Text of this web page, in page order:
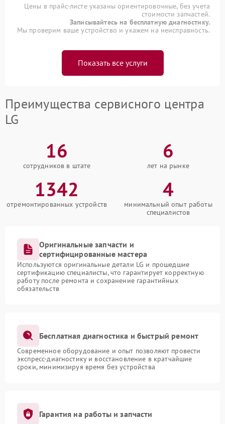
Цены в прайс-листе указаны ориентировочные, без учета
стоимости запчастей.
Записывайтесь на бесплатную диагностику.
Мы проверим ваше устройство и укажем на неисправность.
Показать все услуги
Преимущества сервисного центра
LG
16
сотрудников в штате
6
лет на рынке
1342
отремонтированных устройств
4
минимальный опыт работы
специалистов
Оригинальные запчасти и
сертифицированные мастера
Используются оригинальные детали LG и прошедшие
сертификацию специалисты, что гарантирует корректную
работу после ремонта и сохранение гарантийных
обязательств
Бесплатная диагностика и быстрый ремонт
Современное оборудование и опыт позволяют провести
экспресс-диагностику и восстановление в кратчайшие
сроки, минимизируя время без устройства
Гарантия на работы и запчасти